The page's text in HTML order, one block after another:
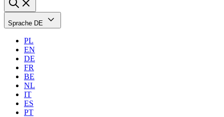
Sprache DE
PL
EN
DE
FR
BE
NL
IT
ES
PT